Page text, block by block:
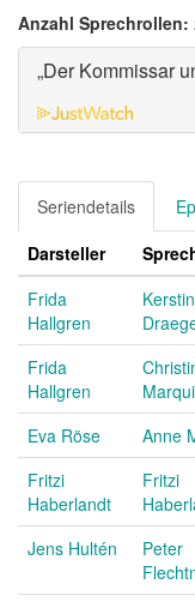
Anzahl Sprechrollen:
„Der Kommissar
Seriendetails
Darsteller
Frida
Hallgren
Kerstin
Frida
Hallgren
Eva Röse Anne
Fritzi
Haberlandt
Fritzi
Jens Hultén
Peter